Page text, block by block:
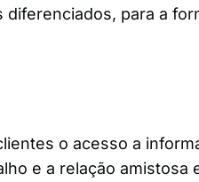
para a
o acesso a
e a relação